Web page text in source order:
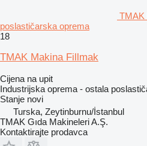
TMAK
poslastičarska oprema
18
TMAK Makina Fillmak
Cijena na upit
Industrijska oprema - ostala
Stanje novi
Turska, Zeytinburnu/İstanbul
TMAK Gıda Makineleri A.Ş.
Kontaktirajte prodavca